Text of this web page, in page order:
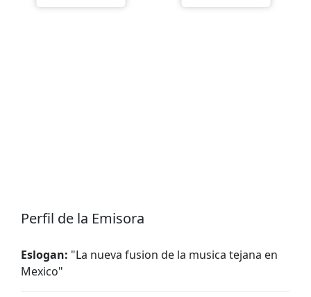
Perfil de la Emisora
Eslogan: "La nueva fusion de la musica tejana en
Mexico"